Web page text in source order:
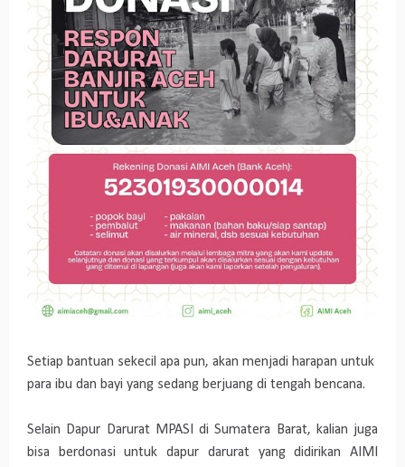
Setiap bantuan sekecil apa pun, akan menjadi harapan untuk
para ibu dan bayi yang sedang berjuang di tengah bencana.
Selain Dapur Darurat MPASI di Sumatera Barat, kalian juga
bisa berdonasi untuk dapur darurat yang didirikan AIMI